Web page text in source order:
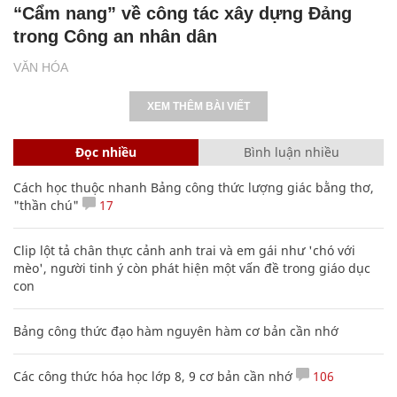
VĂN HÓA
“Cẩm nang” về công tác xây dựng Đảng
trong Công an nhân dân
XEM THÊM BÀI VIẾT
Đọc nhiều Bình luận nhiều
Cách học thuộc nhanh Bảng công thức lượng giác bằng thơ,
"thần chú"
17
Clip lột tả chân thực cảnh anh trai và em gái như 'chó với
mèo', người tinh ý còn phát hiện một vấn đề trong giáo dục
con
Bảng công thức đạo hàm nguyên hàm cơ bản cần nhớ
Các công thức hóa học lớp 8, 9 cơ bản cần nhớ 106